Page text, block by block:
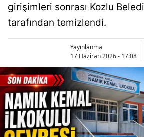
girişimleri sonrası Kozlu
tarafından temizlendi.
Yayınlanma
17 Haziran 2026 - 17:08